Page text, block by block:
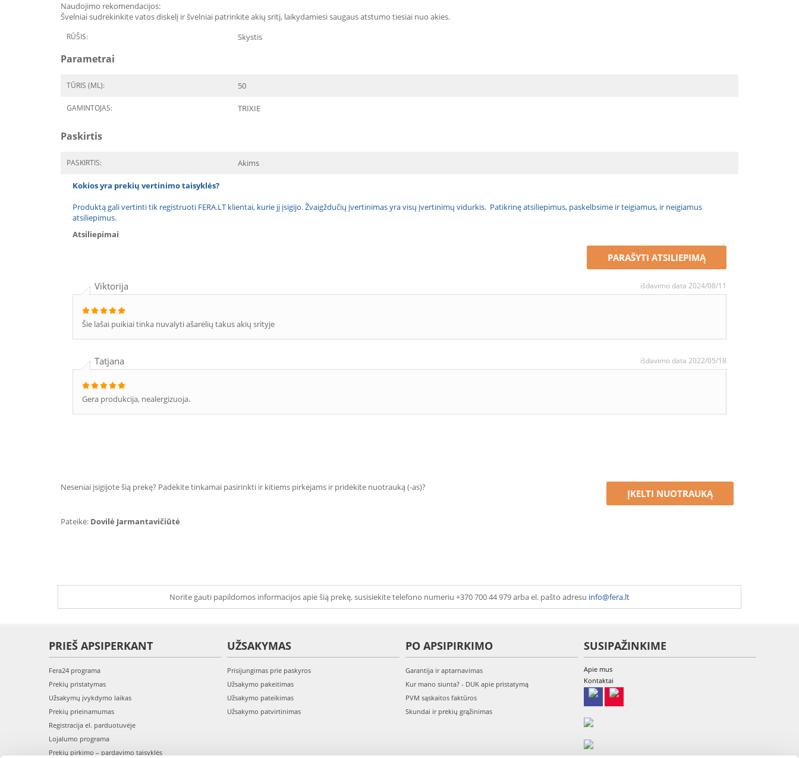
Naudojimo rekomendacijos:
Švelniai sudrėkinkite vatos diskelį ir švelniai patrinkite akių sritį, laikydamiesi saugaus atstumo tiesiai nuo akies.
RŪŠIS: Skystis
Parametrai
TŪRIS (ML): 50
GAMINTOJAS: TRIXIE
Paskirtis
PASKIRTIS: Akims
Kokios yra prekių vertinimo taisyklės?
Produktą gali vertinti tik registruoti FERA.LT klientai, kurie jį įsigijo. Žvaigždučių įvertinimas yra visų įvertinimų vidurkis. Patikrinę atsiliepimus, paskelbsime ir teigiamus, ir neigiamus
atsiliepimus.
Atsiliepimai
PARAŠYTI ATSILIEPIMĄ
Viktorija išdavimo data 2024/08/11
Šie lašai puikiai tinka nuvalyti ašarėlių takus akių srityje
Tatjana išdavimo data 2022/05/18
Gera produkcija, nealergizuoja.
Neseniai įsigijote šią prekę? Padėkite tinkamai pasirinkti ir kitiems pirkėjams ir pridėkite nuotrauką (-as)?
ĮKELTI NUOTRAUKĄ
Pateikė: Dovilė Jarmantavičiūtė
Norite gauti papildomos informacijos apie šią prekę, susisiekite telefono numeriu +370 700 44 979 arba el. pašto adresu info@fera.lt
PRIEŠ APSIPERKANT
Fera24 programa
Prekių pristatymas
Užsakymų įvykdymo laikas
Prekių prieinamumas
Registracija el. parduotuvėje
Lojalumo programa
Prekių pirkimo – pardavimo taisyklės
UŽSAKYMAS
Prisijungimas prie paskyros
Užsakymo pakeitimas
Užsakymo pateikimas
Užsakymo patvirtinimas
PO APSIPIRKIMO
Garantija ir aptarnavimas
Kur mano siunta? - DUK apie pristatymą
PVM sąskaitos faktūros
Skundai ir prekių grąžinimas
SUSIPAŽINKIME
Apie mus
Kontaktai